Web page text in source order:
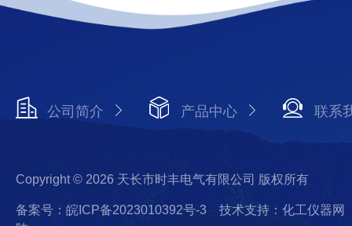
公司简介 产品中心 联系
Copyright © 2026 天长市时丰电气有限公司 版权所有
备案号：皖ICP备2023010392号-3
技术支持：化工仪器网